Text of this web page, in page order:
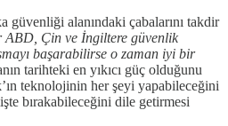
güvenliği alanındaki çabalarını takdir
ABD, Çin ve İngiltere güvenlik
başarabilirse o zaman iyi bir
tarihteki en yıkıcı güç olduğunu
teknolojinin her şeyi yapabileceğini
bırakabileceğini dile getirmesi